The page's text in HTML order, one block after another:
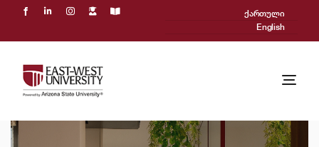
content
ქართული
English
ჩვენ შესახებ